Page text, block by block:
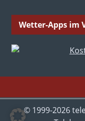
Wetter-Apps im
© 1999-2026